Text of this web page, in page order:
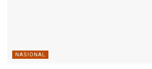
NASIONAL